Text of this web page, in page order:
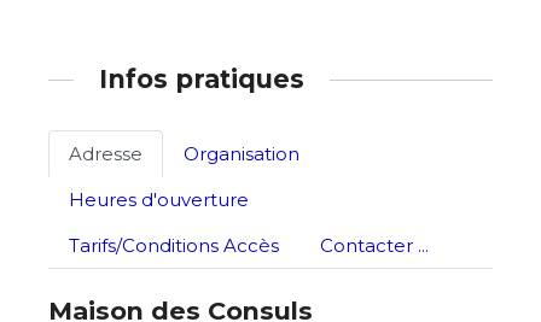
* Champ obligatoire
Prénom
Statut / Organisation
J'accepte les
Infos pratiques
Adresse
Organisation
Heures d'ouverture
Tarifs/Conditions Accès
Contacter ...
Maison des Consuls